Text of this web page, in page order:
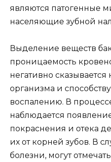
являются патогенные
населяющие зубной
Выделение веществ
проницаемость
негативно
организма и
воспалению. В
наблюдается
покраснения и отека
их от корней зубов. В
болезни, могут